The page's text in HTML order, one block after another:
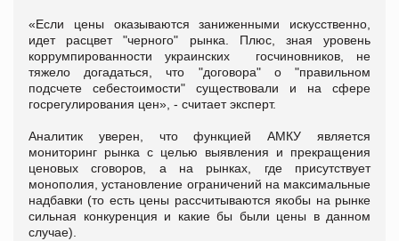
«Если цены оказываются заниженными искусственно,
идет расцвет "черного" рынка. Плюс, зная уровень
коррумпированности украинских госчиновников, не
тяжело догадаться, что "договора" о "правильном
подсчете себестоимости" существовали и на сфере
госрегулирования цен», - считает эксперт.
Аналитик уверен, что функцией АМКУ является
мониторинг рынка с целью выявления и прекращения
ценовых сговоров, а на рынках, где присутствует
монополия, установление ограничений на максимальные
надбавки (то есть цены рассчитываются якобы на рынке
сильная конкуренция и какие бы были цены в данном
случае).